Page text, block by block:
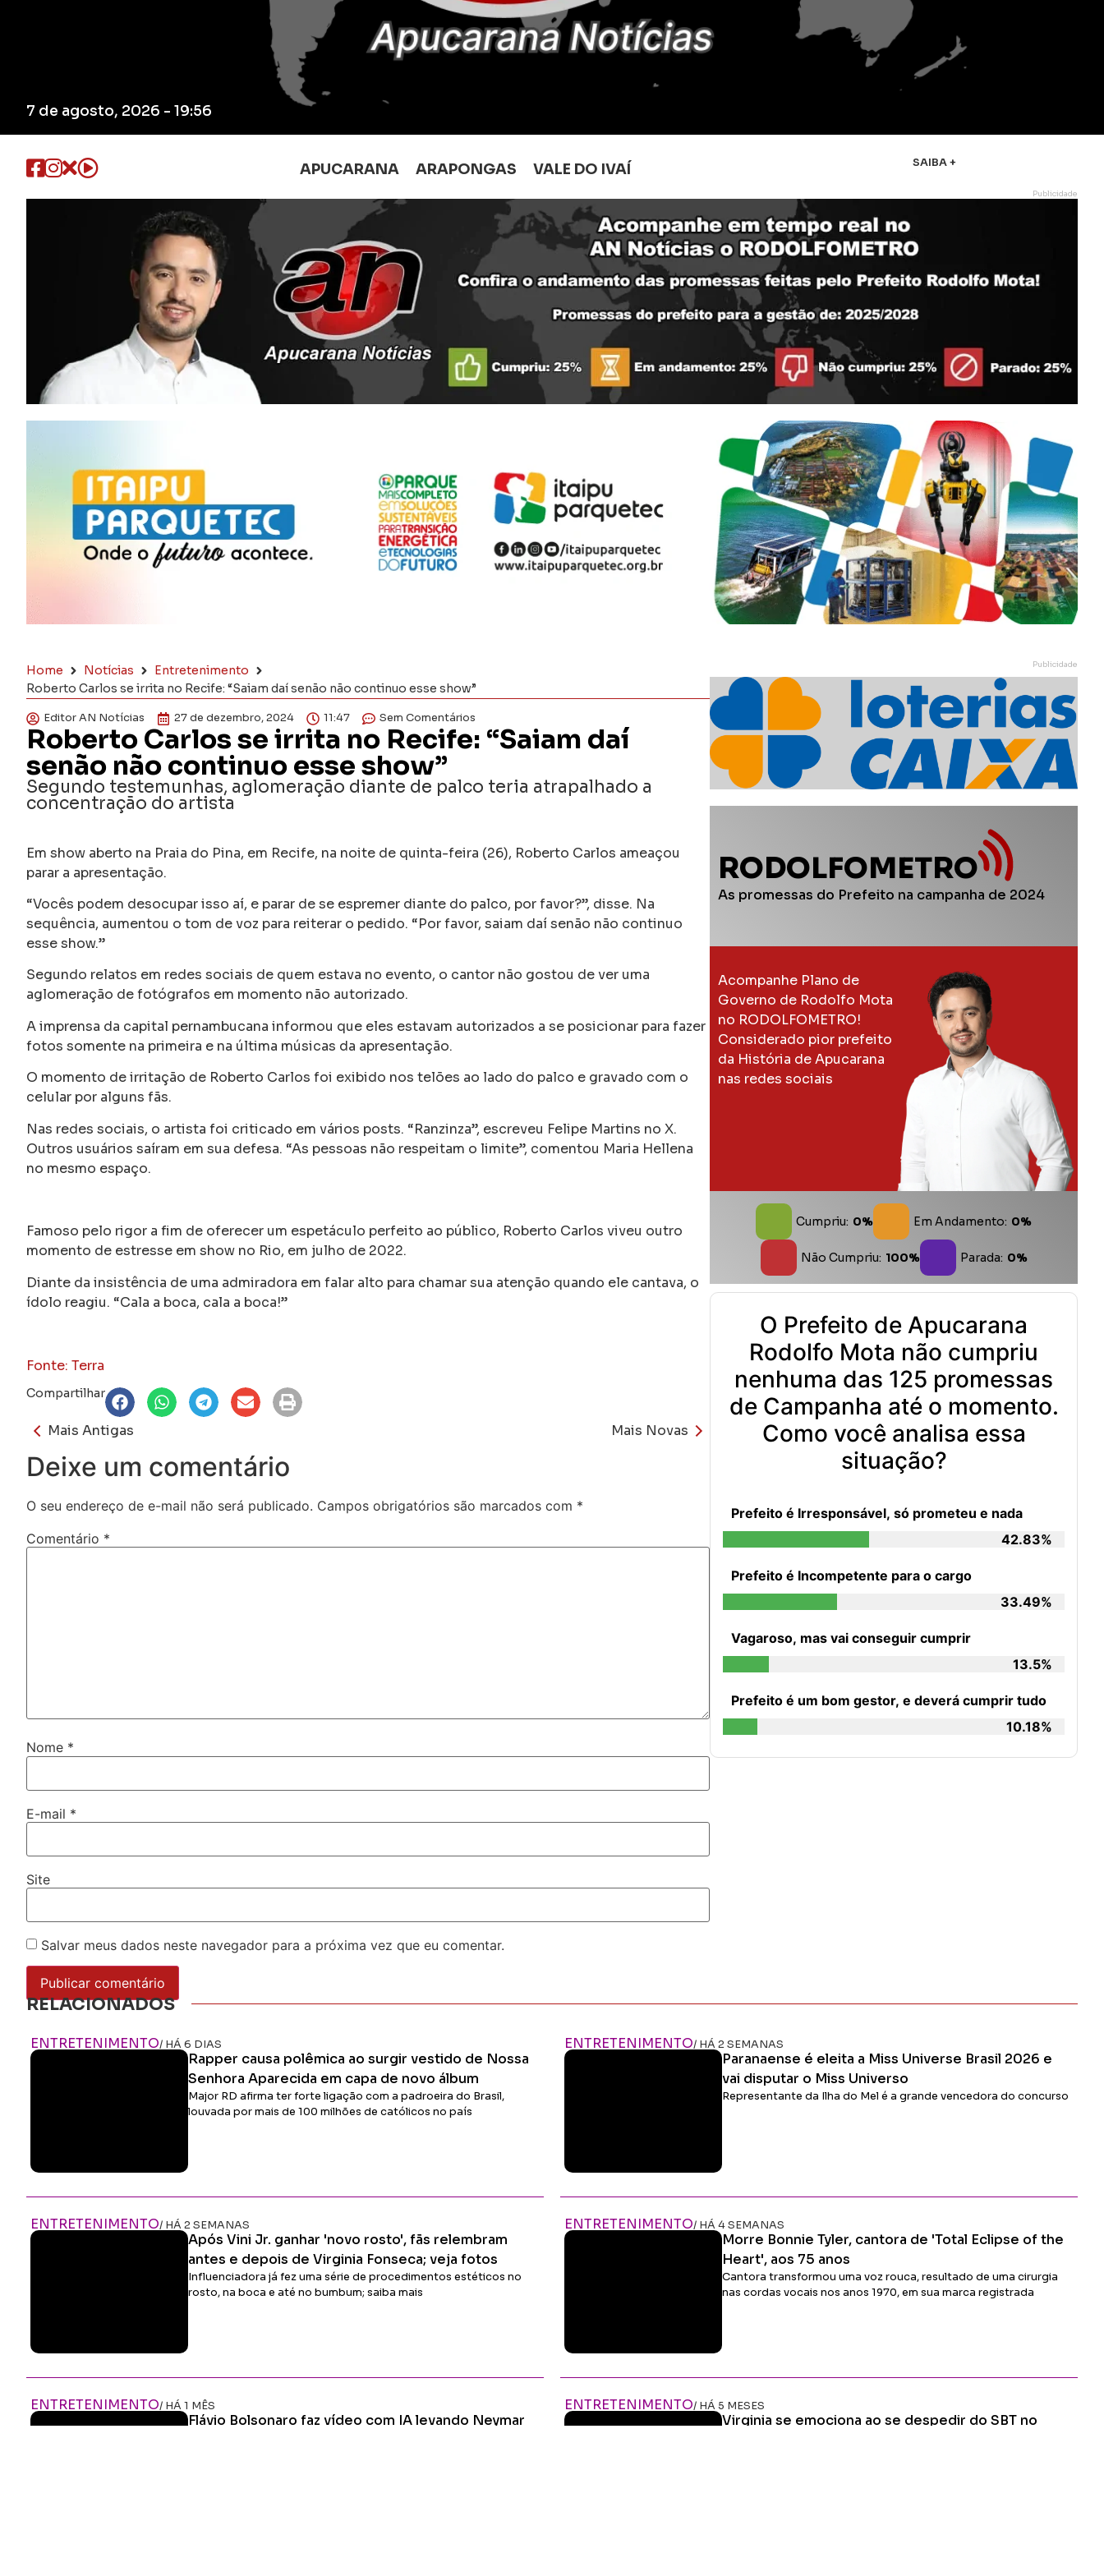
7 de agosto, 2026 - 19:56
APUCARANA ARAPONGAS VALE DO IVAÍ SAIBA +
Publicidade
Home Notícias
Entretenimento
Roberto Carlos se irrita no Recife: “Saiam daí senão não continuo esse show”
Editor AN Notícias 27 de dezembro, 2024 11:47 Sem Comentários
Roberto Carlos se irrita no Recife: “Saiam daí
senão não continuo esse show”
Segundo testemunhas, aglomeração diante de palco teria atrapalhado a
concentração do artista
Em show aberto na Praia do Pina, em Recife, na noite de quinta-feira (26), Roberto Carlos ameaçou
parar a apresentação.
“Vocês podem desocupar isso aí, e parar de se espremer diante do palco, por favor?”, disse. Na
sequência, aumentou o tom de voz para reiterar o pedido. “Por favor, saiam daí senão não continuo
esse show.”
Segundo relatos em redes sociais de quem estava no evento, o cantor não gostou de ver uma
aglomeração de fotógrafos em momento não autorizado.
A imprensa da capital pernambucana informou que eles estavam autorizados a se posicionar para fazer
fotos somente na primeira e na última músicas da apresentação.
O momento de irritação de Roberto Carlos foi exibido nos telões ao lado do palco e gravado com o
celular por alguns fãs.
Nas redes sociais, o artista foi criticado em vários posts. “Ranzinza”, escreveu Felipe Martins no X.
Outros usuários saíram em sua defesa. “As pessoas não respeitam o limite”, comentou Maria Hellena
no mesmo espaço.
Famoso pelo rigor a fim de oferecer um espetáculo perfeito ao público, Roberto Carlos viveu outro
momento de estresse em show no Rio, em julho de 2022.
Diante da insistência de uma admiradora em falar alto para chamar sua atenção quando ele cantava, o
ídolo reagiu. “Cala a boca, cala a boca!”
Fonte: Terra
Compartilhar
Mais Antigas Mais Novas
Deixe um comentário
O seu endereço de e-mail não será publicado. Campos obrigatórios são marcados com *
Comentário *
Nome *
E-mail *
Site
Salvar meus dados neste navegador para a próxima vez que eu comentar.
Publicidade
RODOLFOMETRO
As promessas do Prefeito na campanha de 2024
Acompanhe Plano de
Governo de Rodolfo Mota
no RODOLFOMETRO!
Considerado pior prefeito
da História de Apucarana
nas redes sociais
Cumpriu: 0% Em Andamento: 0%
Não Cumpriu: 100% Parada: 0%
O Prefeito de Apucarana
Rodolfo Mota não cumpriu
nenhuma das 125 promessas
de Campanha até o momento.
Como você analisa essa
situação?
Prefeito é Irresponsável, só prometeu e nada
42.83%
Prefeito é Incompetente para o cargo
33.49%
Vagaroso, mas vai conseguir cumprir
13.5%
Prefeito é um bom gestor, e deverá cumprir tudo
10.18%
RELACIONADOS
ENTRETENIMENTO/ HÁ 6 DIAS
Rapper causa polêmica ao surgir vestido de Nossa
Senhora Aparecida em capa de novo álbum
Major RD afirma ter forte ligação com a padroeira do Brasil,
louvada por mais de 100 milhões de católicos no país
ENTRETENIMENTO/ HÁ 2 SEMANAS
Paranaense é eleita a Miss Universe Brasil 2026 e
vai disputar o Miss Universo
Representante da Ilha do Mel é a grande vencedora do concurso
ENTRETENIMENTO/ HÁ 2 SEMANAS
Após Vini Jr. ganhar 'novo rosto', fãs relembram
antes e depois de Virginia Fonseca; veja fotos
Influenciadora já fez uma série de procedimentos estéticos no
rosto, na boca e até no bumbum; saiba mais
ENTRETENIMENTO/ HÁ 4 SEMANAS
Morre Bonnie Tyler, cantora de 'Total Eclipse of the
Heart', aos 75 anos
Cantora transformou uma voz rouca, resultado de uma cirurgia
nas cordas vocais nos anos 1970, em sua marca registrada
ENTRETENIMENTO/ HÁ 1 MÊS
Flávio Bolsonaro faz vídeo com IA levando Neymar
ENTRETENIMENTO/ HÁ 5 MESES
Virginia se emociona ao se despedir do SBT no